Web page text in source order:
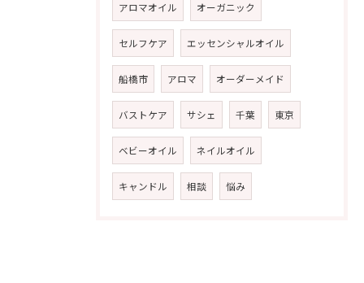
アロマオイル オーガニック
セルフケア エッセンシャルオイル
船橋市 アロマ オーダーメイド
バストケア サシェ 千葉 東京
ベビーオイル ネイルオイル
キャンドル 相談 悩み